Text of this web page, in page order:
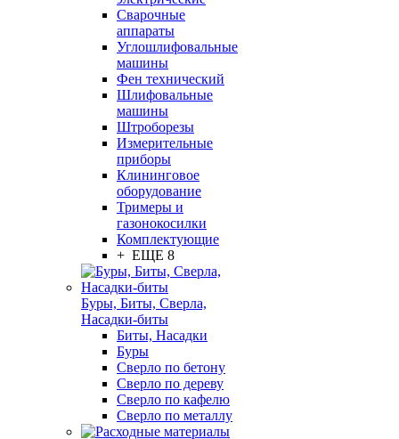
Сварочные
аппараты
Углошлифовальные
машины
Фен технический
Шлифовальные
машины
Штроборезы
Измерительные
приборы
Клининговое
оборудование
Тримеры и
газонокосилки
Комплектующие
+ ЕЩЕ 8
Буры, Биты, Сверла,
Насадки-биты
Биты, Насадки
Буры
Сверло по бетону
Сверло по дереву
Сверло по кафелю
Сверло по металлу